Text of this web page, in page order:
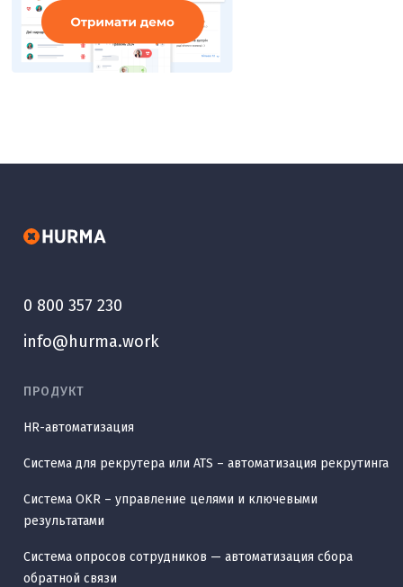
0 800 357 230
info@hurma.work
ПРОДУКТ
HR-автоматизация
Система для рекрутера или ATS – автоматизация рекрутинга
Система OKR – управление целями и ключевыми
результатами
Система опросов сотрудников — автоматизация сбора
обратной связи